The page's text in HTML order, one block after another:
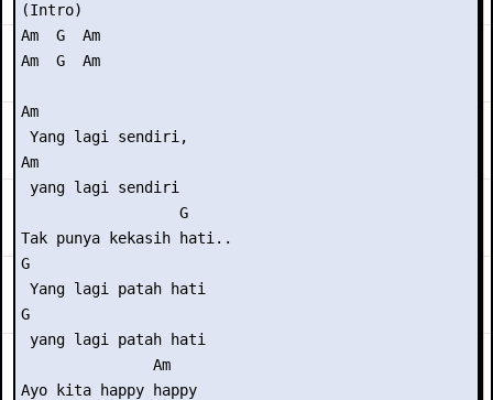
(Intro)
Am  G  Am
Am  G  Am
Am
Yang lagi sendiri,
Am
yang lagi sendiri
                  G
Tak punya kekasih hati..
G
Yang lagi patah hati
G
yang lagi patah hati
               Am
Ayo kita happy happy